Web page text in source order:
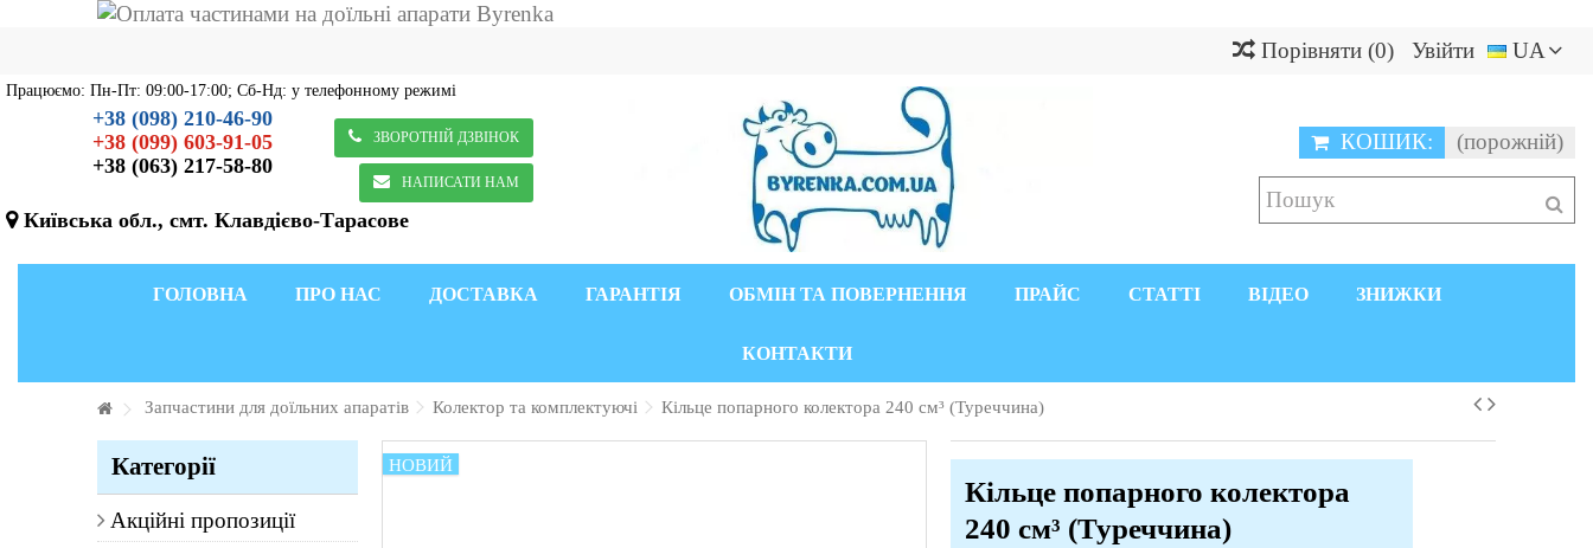
UA
Увійти
Порівняти (0)
Працюємо: Пн-Пт: 09:00-17:00; Сб-Нд: у телефонному режимі
+38 (098) 210-46-90
+38 (099) 603-91-05
+38 (063) 217-58-80
ЗВОРОТНІЙ ДЗВІНОК
НАПИСАТИ НАМ
Київська обл., смт. Клавдієво-Тарасове
КОШИК: (порожній)
ГОЛОВНА ПРО НАС ДОСТАВКА ГАРАНТІЯ ОБМІН ТА ПОВЕРНЕННЯ ПРАЙС СТАТТІ ВІДЕО ЗНИЖКИ
КОНТАКТИ
Запчастини для доїльних апаратів Колектор та комплектуючі Кільце попарного колектора 240 см³ (Туреччина)
НОВИЙ
Кільце попарного колектора
240 см³ (Туреччина)
Категорії
Акційні пропозиції